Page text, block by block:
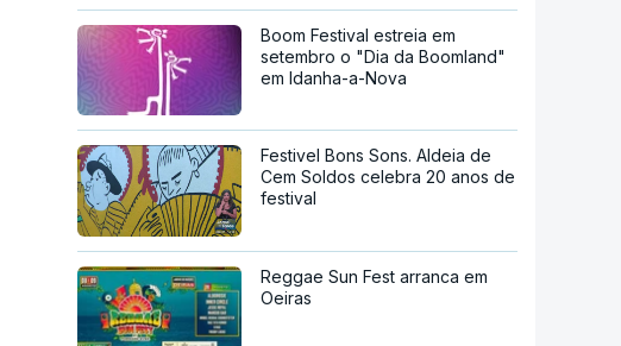
Boom Festival estreia em
setembro o "Dia da Boomland"
em Idanha-a-Nova
Festivel Bons Sons. Aldeia de
Cem Soldos celebra 20 anos de
festival
Reggae Sun Fest arranca em
Oeiras